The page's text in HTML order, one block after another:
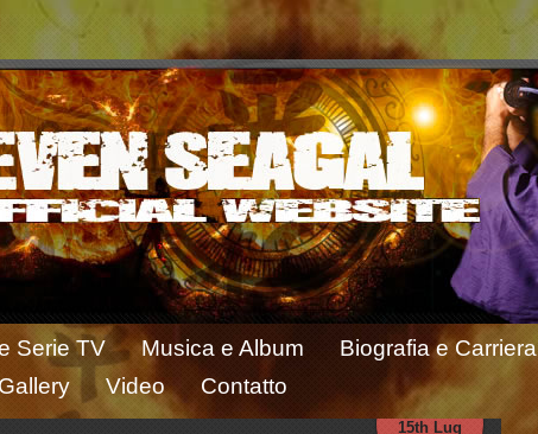
Serie TV Musica e Album Biografia e Carriera
Gallery Video Contatto
15th Lug